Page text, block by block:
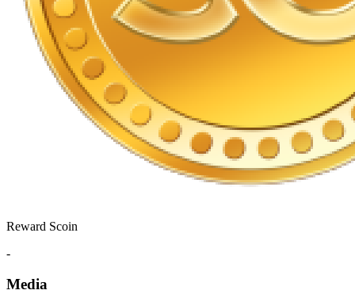
Reward Scoin
-
Media